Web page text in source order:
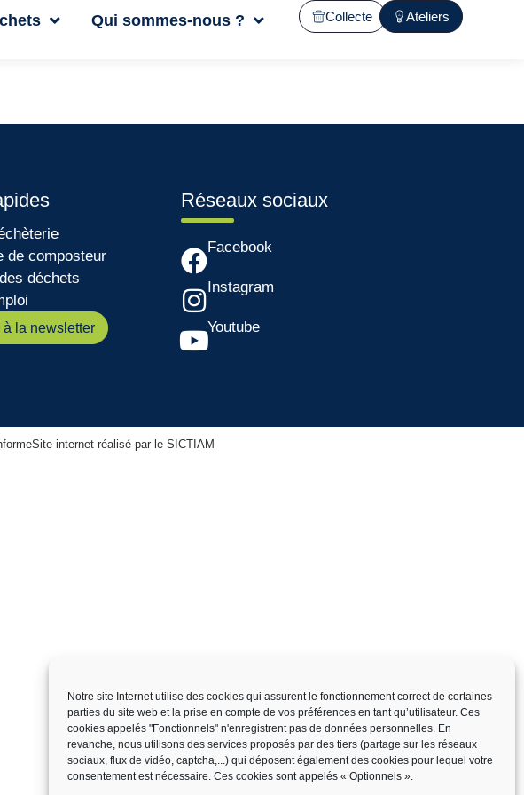
Notre site Internet utilise des cookies qui assurent le fonctionnement correct de certaines
parties du site web et la prise en compte de vos préférences en tant qu’utilisateur. Ces
cookies appelés "Fonctionnels" n'enregistrent pas de données personnelles. En
revanche, nous utilisons des services proposés par des tiers (partage sur les réseaux
sociaux, flux de vidéo, captcha,...) qui déposent également des cookies pour lequel votre
consentement est nécessaire. Ces cookies sont appelés « Optionnels ».
Qui sommes-nous ? Collecte Ateliers
de composteur
déchets
à la newsletter
Réseaux sociaux
Facebook
Instagram
Youtube
Site internet réalisé par le SICTIAM